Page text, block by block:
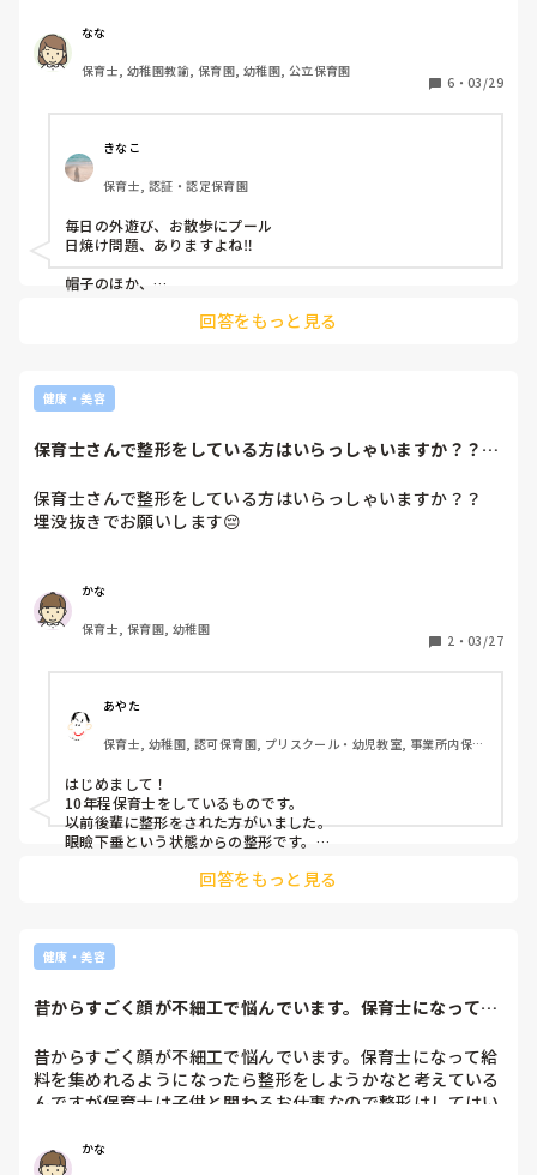
なな
保育士, 幼稚園教諭, 保育園, 幼稚園, 公立保育園
6 ・ 03/29
きなこ
保育士, 認証・認定保育園
毎日の外遊び、お散歩にプール
日焼け問題、ありますよね‼
帽子のほか、
ユニクロのUVカットパーカーなど着用…
答えになっていなくてすみません💦
回答をもっと見る
健康・美容
保育士さんで整形をしている方はいらっしゃいますか？？埋
保育士さんで整形をしている方はいらっしゃいますか？？
埋没抜きでお願いします😔
かな
保育士, 保育園, 幼稚園
2 ・ 03/27
あやた
保育士, 幼稚園, 認可保育園, プリスクール・幼児教室, 事業所内保
はじめまして！
10年程保育士をしているものです。
以前後輩に整形をされた方がいました。
眼瞼下垂という状態からの整形です。
回答をもっと見る
健康・美容
昔からすごく顔が不細工で悩んでいます。保育士になって給
昔からすごく顔が不細工で悩んでいます。保育士になって給
料を集めれるようになったら整形をしようかなと考えている
んですが保育士は子供と関わるお仕事なので整形はしてはい
どアドバイスほしいです。
かな